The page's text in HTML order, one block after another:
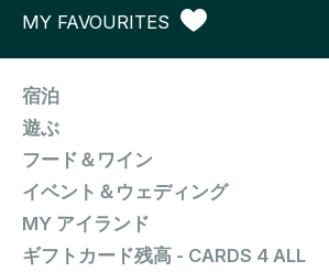
MY FAVOURITES
宿泊
遊ぶ
フード＆ワイン
イベント＆ウェディング
MY アイランド
ギフトカード残高 - CARDS 4 ALL